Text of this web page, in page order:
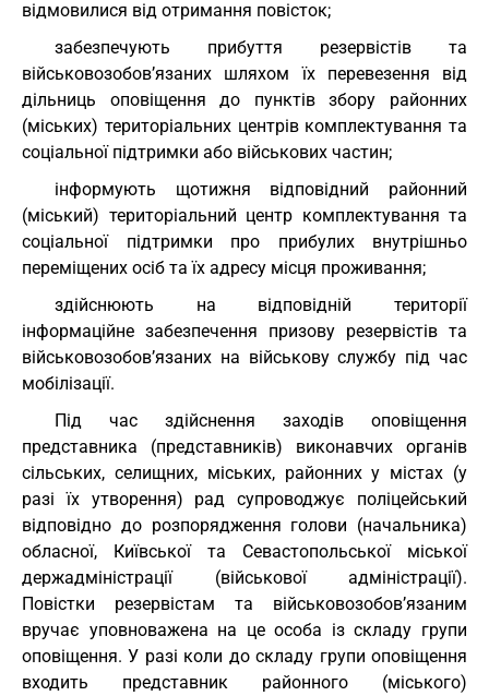
відмовилися від отримання повісток;
забезпечують прибуття резервістів та
військовозобов’язаних шляхом їх перевезення від
дільниць оповіщення до пунктів збору районних
(міських) територіальних центрів комплектування та
соціальної підтримки або військових частин;
інформують щотижня відповідний районний
(міський) територіальний центр комплектування та
соціальної підтримки про прибулих внутрішньо
переміщених осіб та їх адресу місця проживання;
здійснюють на відповідній території
інформаційне забезпечення призову резервістів та
військовозобов’язаних на військову службу під час
мобілізації.
Під час здійснення заходів оповіщення
представника (представників) виконавчих органів
сільських, селищних, міських, районних у містах (у
разі їх утворення) рад супроводжує поліцейський
відповідно до розпорядження голови (начальника)
обласної, Київської та Севастопольської міської
держадміністрації (військової адміністрації).
Повістки резервістам та військовозобов’язаним
вручає уповноважена на це особа із складу групи
оповіщення. У разі коли до складу групи оповіщення
входить представник районного (міського)